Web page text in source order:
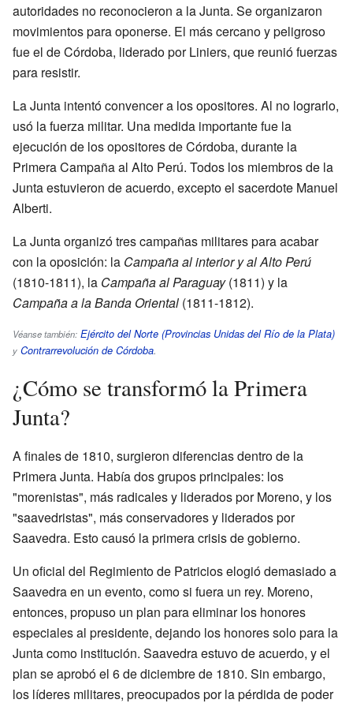
autoridades no reconocieron a la Junta. Se organizaron
movimientos para oponerse. El más cercano y peligroso
fue el de Córdoba, liderado por Liniers, que reunió fuerzas
para resistir.
La Junta intentó convencer a los opositores. Al no lograrlo,
usó la fuerza militar. Una medida importante fue la
ejecución de los opositores de Córdoba, durante la
Primera Campaña al Alto Perú. Todos los miembros de la
Junta estuvieron de acuerdo, excepto el sacerdote Manuel
Alberti.
La Junta organizó tres campañas militares para acabar
con la oposición: la Campaña al interior y al Alto Perú
(1810-1811), la Campaña al Paraguay(1811) y la
Campaña a la Banda Oriental (1811-1812).
Véanse también: Ejército del Norte (Provincias Unidas del Río de la Plata)
y Contrarrevolución de Córdoba.
¿Cómo se transformó la Primera
Junta?
A finales de 1810, surgieron diferencias dentro de la
Primera Junta. Había dos grupos principales: los
"morenistas", más radicales y liderados por Moreno, y los
"saavedristas", más conservadores y liderados por
Saavedra. Esto causó la primera crisis de gobierno.
Un oficial del Regimiento de Patricios elogió demasiado a
Saavedra en un evento, como si fuera un rey. Moreno,
entonces, propuso un plan para eliminar los honores
especiales al presidente, dejando los honores solo para la
Junta como institución. Saavedra estuvo de acuerdo, y el
plan se aprobó el 6 de diciembre de 1810. Sin embargo,
los líderes militares, preocupados por la pérdida de poder